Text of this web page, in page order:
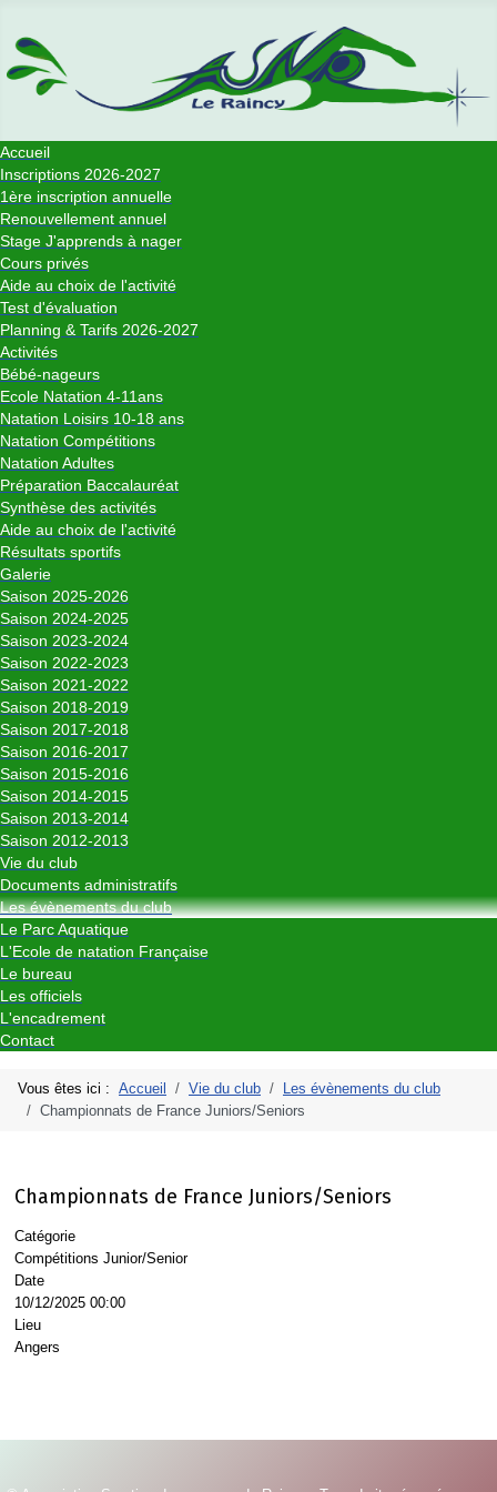
Accueil
Inscriptions 2026-2027
1ère inscription annuelle
Renouvellement annuel
Stage J'apprends à nager
Cours privés
Aide au choix de l'activité
Test d'évaluation
Planning & Tarifs 2026-2027
Activités
Bébé-nageurs
Ecole Natation 4-11ans
Natation Loisirs 10-18 ans
Natation Compétitions
Natation Adultes
Préparation Baccalauréat
Synthèse des activités
Aide au choix de l'activité
Résultats sportifs
Galerie
Saison 2025-2026
Saison 2024-2025
Saison 2023-2024
Saison 2022-2023
Saison 2021-2022
Saison 2018-2019
Saison 2017-2018
Saison 2016-2017
Saison 2015-2016
Saison 2014-2015
Saison 2013-2014
Saison 2012-2013
Vie du club
Documents administratifs
Les évènements du club
Le Parc Aquatique
L'Ecole de natation Française
Le bureau
Les officiels
L'encadrement
Contact
Vous êtes ici : Accueil Vie du club
Les évènements du club
Championnats de France Juniors/Seniors
Championnats de France Juniors/Seniors
Catégorie
Compétitions Junior/Senior
Date
10/12/2025 00:00
Lieu
Angers